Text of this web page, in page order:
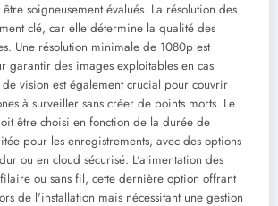
soigneusement évalués. La résolution des
clé, car elle détermine la qualité des
Une résolution minimale de 1080p est
garantir des images exploitables en cas
vision est également crucial pour couvrir
à surveiller sans créer de points morts. Le
être choisi en fonction de la durée de
pour les enregistrements, avec des options
ou en cloud sécurisé. L'alimentation des
ou sans fil, cette dernière option offrant
de l'installation mais nécessitant une gestion